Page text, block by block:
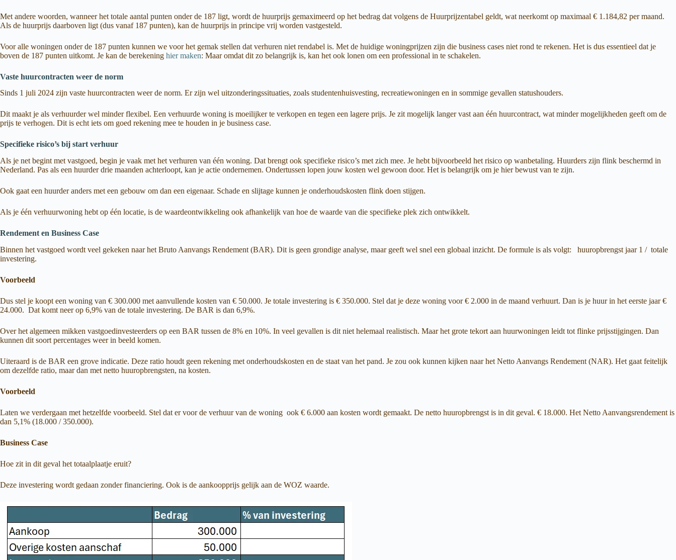
Met andere woorden, wanneer het totale aantal punten onder de 187 ligt, wordt de huurprijs gemaximeerd op het bedrag dat volgens de Huurprijzentabel geldt, wat neerkomt op maximaal € 1.184,82 per maand.
Als de huurprijs daarboven ligt (dus vanaf 187 punten), kan de huurprijs in principe vrij worden vastgesteld.
Voor alle woningen onder de 187 punten kunnen we voor het gemak stellen dat verhuren niet rendabel is. Met de huidige woningprijzen zijn die business cases niet rond te rekenen. Het is dus essentieel dat je
boven de 187 punten uitkomt. Je kan de berekening hier maken: Maar omdat dit zo belangrijk is, kan het ook lonen om een professional in te schakelen.
Vaste huurcontracten weer de norm
Sinds 1 juli 2024 zijn vaste huurcontracten weer de norm. Er zijn wel uitzonderingssituaties, zoals studentenhuisvesting, recreatiewoningen en in sommige gevallen statushouders.
Dit maakt je als verhuurder wel minder flexibel. Een verhuurde woning is moeilijker te verkopen en tegen een lagere prijs. Je zit mogelijk langer vast aan één huurcontract, wat minder mogelijkheden geeft om de
prijs te verhogen. Dit is echt iets om goed rekening mee te houden in je business case.
Specifieke risico’s bij start verhuur
Als je net begint met vastgoed, begin je vaak met het verhuren van één woning. Dat brengt ook specifieke risico’s met zich mee. Je hebt bijvoorbeeld het risico op wanbetaling. Huurders zijn flink beschermd in
Nederland. Pas als een huurder drie maanden achterloopt, kan je actie ondernemen. Ondertussen lopen jouw kosten wel gewoon door. Het is belangrijk om je hier bewust van te zijn.
Ook gaat een huurder anders met een gebouw om dan een eigenaar. Schade en slijtage kunnen je onderhoudskosten flink doen stijgen.
Als je één verhuurwoning hebt op één locatie, is de waardeontwikkeling ook afhankelijk van hoe de waarde van die specifieke plek zich ontwikkelt.
Rendement en Business Case
Binnen het vastgoed wordt veel gekeken naar het Bruto Aanvangs Rendement (BAR). Dit is geen grondige analyse, maar geeft wel snel een globaal inzicht. De formule is als volgt: huuropbrengst jaar 1 / totale
investering.
Voorbeeld
Dus stel je koopt een woning van € 300.000 met aanvullende kosten van € 50.000. Je totale investering is € 350.000. Stel dat je deze woning voor € 2.000 in de maand verhuurt. Dan is je huur in het eerste jaar €
24.000. Dat komt neer op 6,9% van de totale investering. De BAR is dan 6,9%.
Over het algemeen mikken vastgoedinvesteerders op een BAR tussen de 8% en 10%. In veel gevallen is dit niet helemaal realistisch. Maar het grote tekort aan huurwoningen leidt tot flinke prijsstijgingen. Dan
kunnen dit soort percentages weer in beeld komen.
Uiteraard is de BAR een grove indicatie. Deze ratio houdt geen rekening met onderhoudskosten en de staat van het pand. Je zou ook kunnen kijken naar het Netto Aanvangs Rendement (NAR). Het gaat feitelijk
om dezelfde ratio, maar dan met netto huuropbrengsten, na kosten.
Voorbeeld
Laten we verdergaan met hetzelfde voorbeeld. Stel dat er voor de verhuur van de woning ook € 6.000 aan kosten wordt gemaakt. De netto huuropbrengst is in dit geval. € 18.000. Het Netto Aanvangsrendement is
dan 5,1% (18.000 / 350.000).
Business Case
Hoe zit in dit geval het totaalplaatje eruit?
Deze investering wordt gedaan zonder financiering. Ook is de aankoopprijs gelijk aan de WOZ waarde.